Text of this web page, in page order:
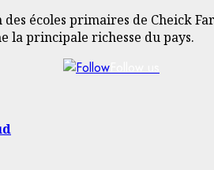
écoles primaires de Cheick
la principale richesse du pays.